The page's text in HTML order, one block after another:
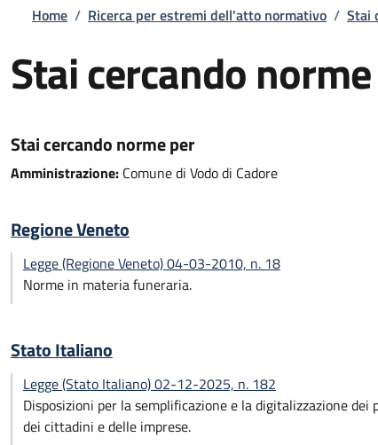
Briciole di pane
Home / Ricerca per estremi dell'atto normativo / Stai
Stai cercando
Stai cercando norme per
Amministrazione: Comune di Vodo di Cadore
Regione Veneto
Legge (Regione Veneto) 04-03-2010, n. 18
Norme in materia funeraria.
Stato Italiano
Legge (Stato Italiano) 02-12-2025, n. 182
Disposizioni per la semplificazione e la digitalizzazione
dei cittadini e delle imprese.